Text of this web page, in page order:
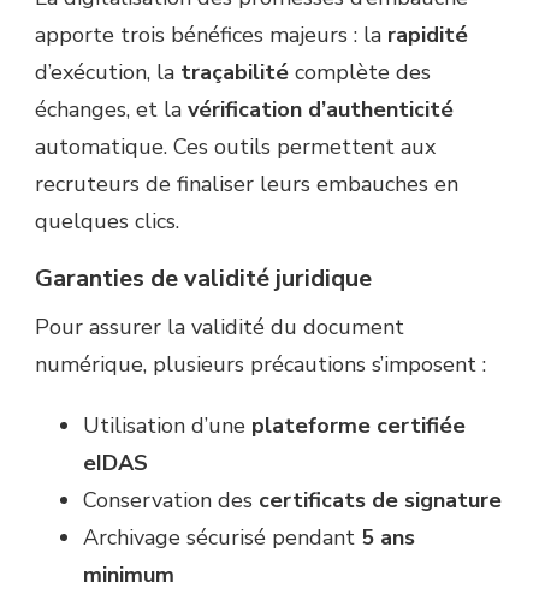
apporte trois bénéfices majeurs : la rapidité
d’exécution, la traçabilité complète des
échanges, et la vérification d’authenticité
automatique. Ces outils permettent aux
recruteurs de finaliser leurs embauches en
quelques clics.
Garanties de validité juridique
Pour assurer la validité du document
numérique, plusieurs précautions s’imposent :
Utilisation d’une plateforme certifiée
eIDAS
Conservation des certificats de signature
Archivage sécurisé pendant 5 ans
minimum